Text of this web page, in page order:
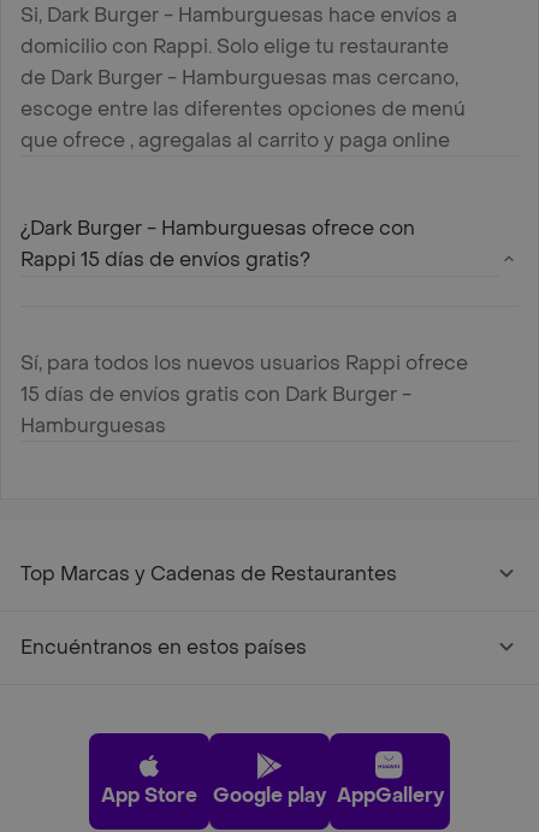
Si, Dark Burger - Hamburguesas hace envíos a
domicilio con Rappi. Solo elige tu restaurante
de Dark Burger - Hamburguesas mas cercano,
escoge entre las diferentes opciones de menú
que ofrece , agregalas al carrito y paga online
¿Dark Burger - Hamburguesas ofrece con
Rappi 15 días de envíos gratis?
Sí, para todos los nuevos usuarios Rappi ofrece
15 días de envíos gratis con Dark Burger -
Hamburguesas
Top Marcas y Cadenas de Restaurantes
Encuéntranos en estos países
App Store Google play AppGallery